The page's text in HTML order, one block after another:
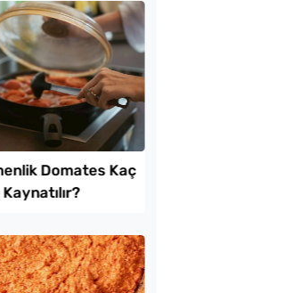
Borcamda Muzlu
Tarifi